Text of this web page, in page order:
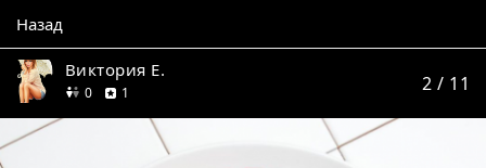
Назад
Виктория Е.
0друзей
1 2 / 11